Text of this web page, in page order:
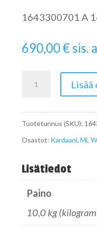
1643300701 A
690,00€sis.
kardaani
A1643300701
määrä
Tuotetunnus (SKU):
Osastot: Kardaani, ML
Lisätiedot
Paino
10,0 kg